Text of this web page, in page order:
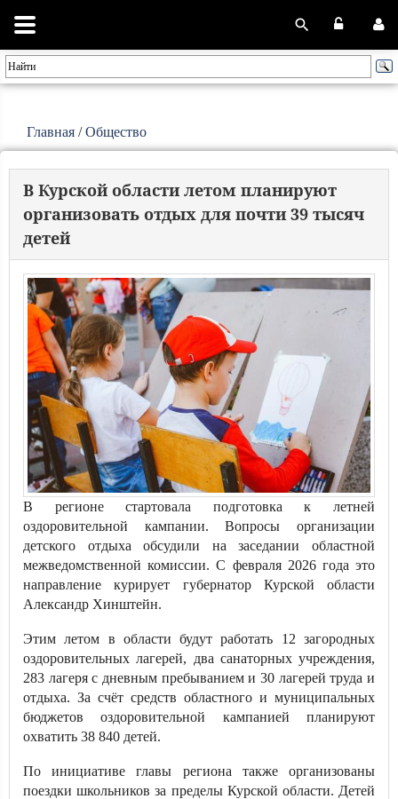
Главная /Общество
В Курской области летом планируют
организовать отдых для почти 39 тысяч
детей
В регионе стартовала подготовка к летней
оздоровительной кампании. Вопросы организации
детского отдыха обсудили на заседании областной
межведомственной комиссии. С февраля 2026 года это
направление курирует губернатор Курской области
Александр Хинштейн.
Этим летом в области будут работать 12 загородных
оздоровительных лагерей, два санаторных учреждения,
283 лагеря с дневным пребыванием и 30 лагерей труда и
отдыха. За счёт средств областного и муниципальных
бюджетов оздоровительной кампанией планируют
охватить 38 840 детей.
По инициативе главы региона также организованы
поездки школьников за пределы Курской области. Детей